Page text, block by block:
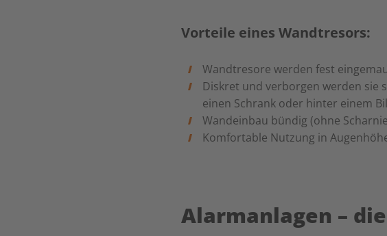
Vorteile eines Wandtresors:
Wandtresore werden fest
Diskret und verborgen werden sie
einen Schrank oder hinter einem
Wandeinbau bündig (ohne
Komfortable Nutzung in
Alarmanlagen –